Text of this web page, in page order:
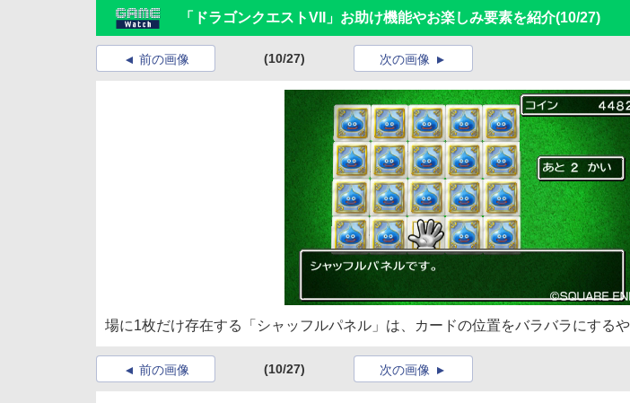
「ドラゴンクエストVII」お助け機能やお楽しみ要素を紹介(10/27)
前の画像 (10/27) 次の画像
場に1枚だけ存在する「シャッフルパネル」は、カードの位置をバラバラにする
前の画像 (10/27) 次の画像